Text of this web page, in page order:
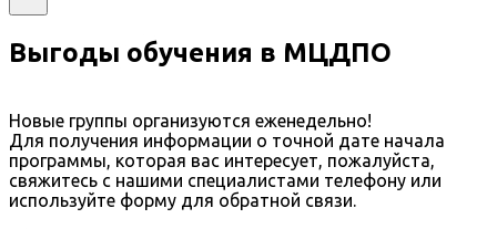
Выгоды обучения в МЦДПО
Новые группы организуются еженедельно!
Для получения информации о точной дате начала
программы, которая вас интересует, пожалуйста,
свяжитесь с нашими специалистами телефону или
используйте форму для обратной связи.